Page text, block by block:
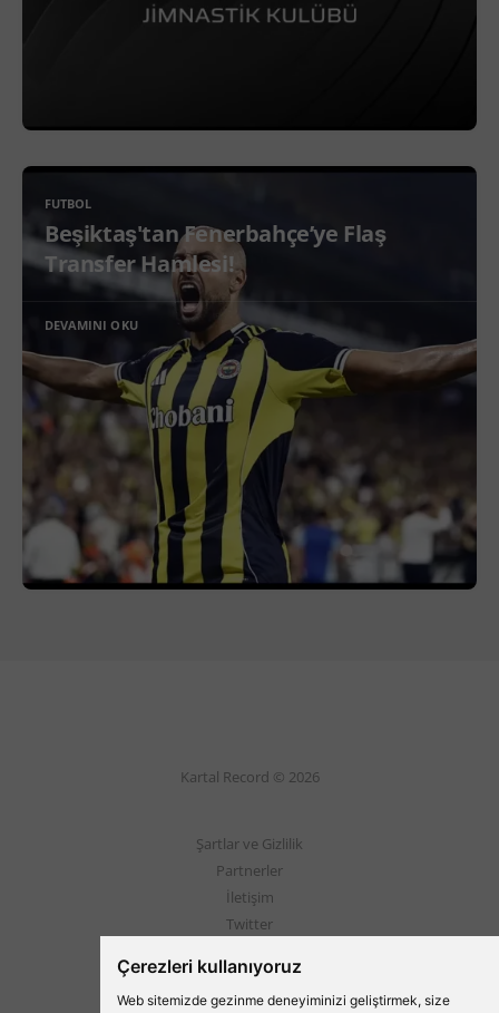
Çerezleri kullanıyoruz
Web sitemizde gezinme deneyiminizi geliştirmek, size
FUTBOL
Beşiktaş'tan Fenerbahçe’ye Flaş
Transfer Hamlesi!
DEVAMINI OKU
Kartal Record © 2026
Şartlar ve Gizlilik
Partnerler
İletişim
Twitter